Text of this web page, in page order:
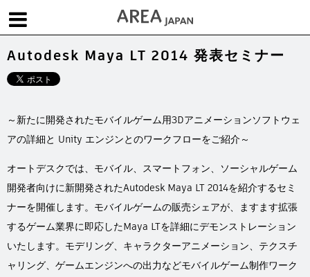
体験版で始める 学生向け無償版 ソフトを購入
コラム
Columns
チュートリアル ユーザー事例
Movies Events Products
求人
Jobs
注目のキーワード
インディー版
3DCGとは
ゲーム開発
建築・製造
アニメ
教育機関・学生
Autodesk Maya LT 2014 発表セミナー
～新たに開発されたモバイルゲーム用3Dアニメーションソフトウェ
アの詳細と Unity エンジンとのワークフローをご紹介～
オートデスクでは、モバイル、スマートフォン、ソーシャルゲーム
開発者向けに新開発されたAutodesk Maya LT 2014を紹介するセミ
ナーを開催します。モバイルゲームの販売シェアが、ますます拡張
するゲーム業界に即応したMaya LTを詳細にデモンストレーション
いたします。モデリング、キャラクターアニメーション、テクスチ
ャリング、ゲームエンジンへの出力などモバイルゲーム制作ワーク